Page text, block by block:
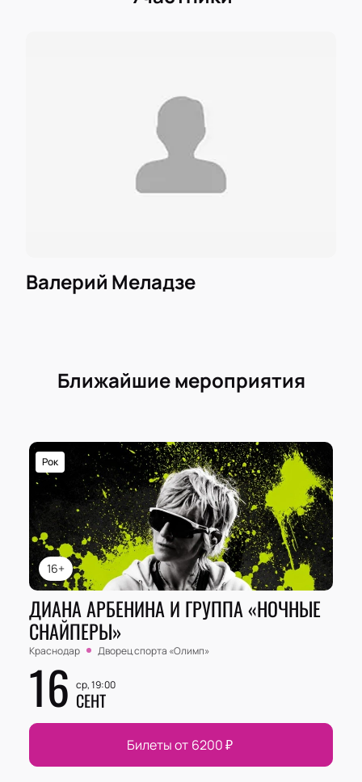
Валерий Меладзе
Ближайшие мероприятия
16+
Рок
ДИАНА АРБЕНИНА И ГРУППА «НОЧНЫЕ
СНАЙПЕРЫ»
Краснодар Дворец спорта «‎Олимп»
16 ср, 19:00
СЕНТ
Билеты от 6200₽